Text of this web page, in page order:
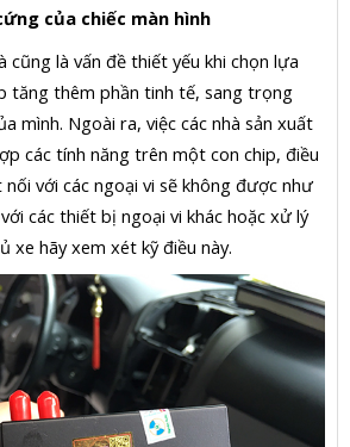
của chiếc màn hình
cũng là vấn đề thiết yếu khi chọn lựa
tăng thêm phần tinh tế, sang trọng
mình. Ngoài ra, việc các nhà sản xuất
các tính năng trên một con chip, điều
nối với các ngoại vi sẽ không được như
các thiết bị ngoại vi khác hoặc xử lý
xe hãy xem xét kỹ điều này.